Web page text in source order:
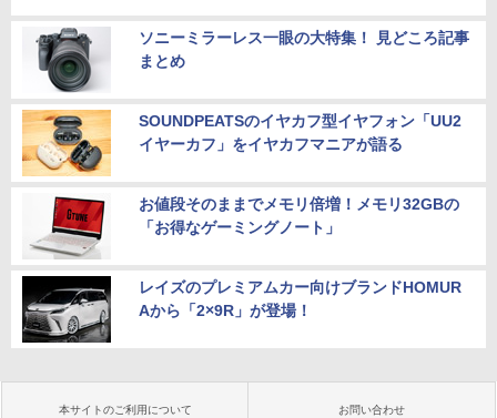
ソニーミラーレス一眼の大特集！ 見どころ記事
まとめ
SOUNDPEATSのイヤカフ型イヤフォン「UU2
イヤーカフ」をイヤカフマニアが語る
お値段そのままでメモリ倍増！メモリ32GBの
「お得なゲーミングノート」
レイズのプレミアムカー向けブランドHOMUR
Aから「2×9R」が登場！
本サイトのご利用について お問い合わせ